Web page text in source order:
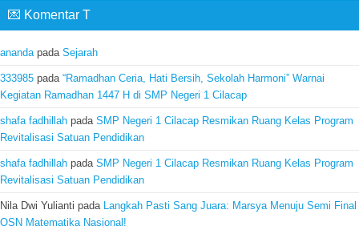
💌 Komentar T
ananda pada Sejarah
333985 pada “Ramadhan Ceria, Hati Bersih, Sekolah Harmoni” Warnai
Kegiatan Ramadhan 1447 H di SMP Negeri 1 Cilacap
shafa fadhillah pada SMP Negeri 1 Cilacap Resmikan Ruang Kelas Program
Revitalisasi Satuan Pendidikan
shafa fadhillah pada SMP Negeri 1 Cilacap Resmikan Ruang Kelas Program
Revitalisasi Satuan Pendidikan
Nila Dwi Yulianti pada
Langkah Pasti Sang Juara: Marsya Menuju Semi Final
OSN Matematika Nasional!